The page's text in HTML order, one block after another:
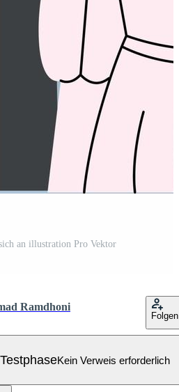
an illustration Pro Vektor
Ramdhoni
Folgen
Kein Verweis erforderlich